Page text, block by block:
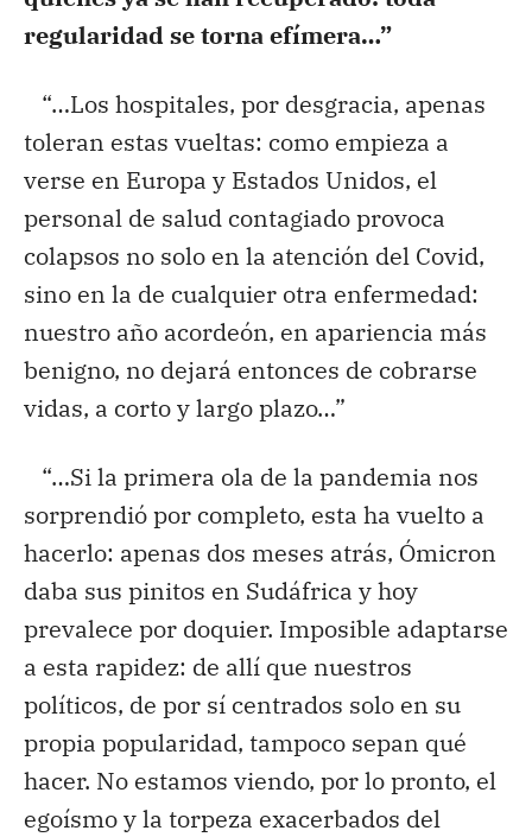
regularidad se torna efímera…”
“…Los hospitales, por desgracia, apenas
toleran estas vueltas: como empieza a
verse en Europa y Estados Unidos, el
personal de salud contagiado provoca
colapsos no solo en la atención del Covid,
sino en la de cualquier otra enfermedad:
nuestro año acordeón, en apariencia más
benigno, no dejará entonces de cobrarse
vidas, a corto y largo plazo…”
“…Si la primera ola de la pandemia nos
sorprendió por completo, esta ha vuelto a
hacerlo: apenas dos meses atrás, Ómicron
daba sus pinitos en Sudáfrica y hoy
prevalece por doquier. Imposible adaptarse
a esta rapidez: de allí que nuestros
políticos, de por sí centrados solo en su
propia popularidad, tampoco sepan qué
hacer. No estamos viendo, por lo pronto, el
egoísmo y la torpeza exacerbados del